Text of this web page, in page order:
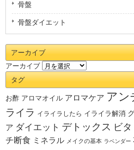
骨盤
骨盤ダイエット
アーカイブ
アーカイブ
タグ
お酢 アロマオイル アロマケア アン
ライラ イライラしたら イライラ解消
ア ダイエット デトックス ビ
チ断食 ミネラル メイクの基本 ラベンダー